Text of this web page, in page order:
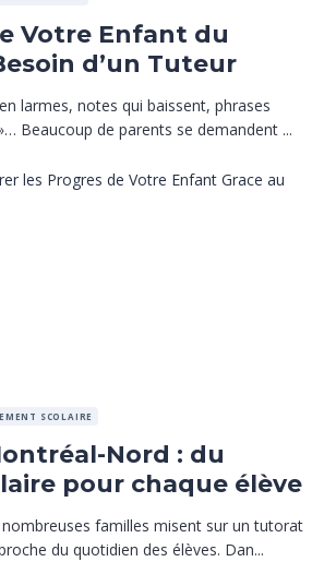
Votre Enfant du
d’un Tuteur
larmes, notes qui baissent, phrases
Beaucoup de parents se demandent ...
SCOLAIRE
Nord : du
pour chaque élève
familles misent sur un tutorat
du quotidien des élèves. Dan...